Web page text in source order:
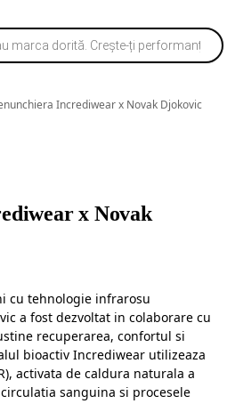
Incrediwear x Novak Djokovic
x Novak
cu tehnologie infrarosu
a fost dezvoltat in colaborare cu
recuperarea, confortul si
bioactiv Incrediwear utilizeaza
activata de caldura naturala a
sanguina si procesele